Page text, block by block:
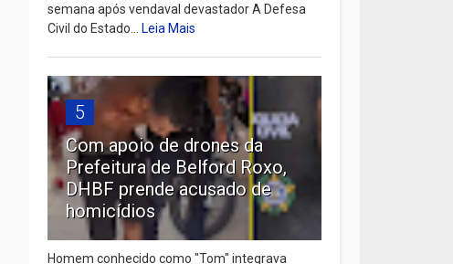
semana após vendaval devastador A Defesa
Civil do Estado...Leia Mais
5
Com apoio de drones da
Prefeitura de Belford Roxo,
DHBF prende acusado de
homicídios
Homem conhecido como "Tom" integrava